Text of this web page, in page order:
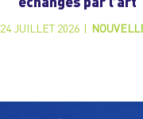
échanges par l’art
24 JUILLET 2026